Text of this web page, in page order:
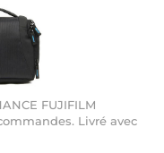
FUJIFILM
Livré avec